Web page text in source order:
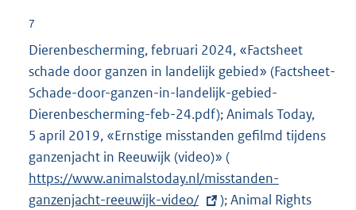
n
7
Dierenbescherming, februari 2024, «Factsheet
schade door ganzen in landelijk gebied» (Factsheet-
Schade-door-ganzen-in-landelijk-gebied-
Dierenbescherming-feb-24.pdf); Animals Today,
5 april 2019, «Ernstige misstanden gefilmd tijdens
ganzenjacht in Reeuwijk (video)» (
x
t
https://www.animalstoday.nl/misstanden-
ganzenjacht-reeuwijk-video/
); Animal Rights